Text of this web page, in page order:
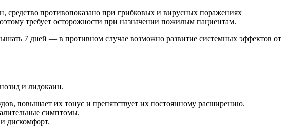
средство противопоказано при грибковых и вирусных поражениях
требует осторожности при назначении пожилым пациентам.
7 дней — в противном случае возможно развитие системных эффектов от
и лидокаин.
повышает их тонус и препятствует их постоянному расширению.
симптомы.
дискомфорт.